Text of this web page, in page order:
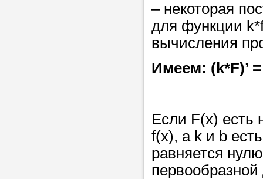
советам,
репетитора
достаточно
нам, и
репетитора,
максимально
– некоторая
для функции
вычисления
Имеем: (k*F)’ =
Если F(x) есть
f(x), а k и b
равняется